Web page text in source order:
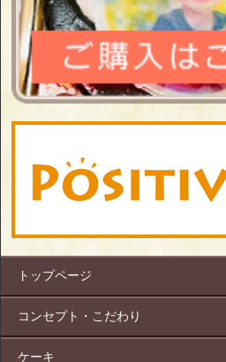
トップページ
コンセプト・こだわり
ケーキ